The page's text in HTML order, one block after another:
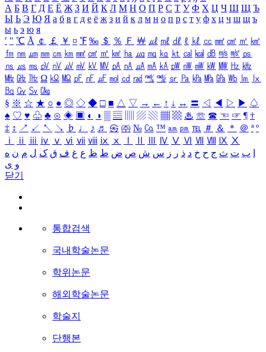
А Б В Г Д Е Ё Ж З И Й К Л М Н О П Р С Т У Ф Х Ц Ч Ш Щ Ъ
Ы Ь Э Ю Я а б в г д е ё ж з и й к л м н о п р с т у ф х ц ч ш щ ъ
ы ь э ю я
′ ″ ℃ Å ￠ ￡ ￥ ¤ ℉ ‰ ＄ ％ Ｆ ￦ ㎕ ㎖ ㎗ ℓ ㎘ ㏄ ㎣ ㎤ ㎥ ㎦
㎙ ㎚ ㎛ ㎜ ㎝ ㎞ ㎟ ㎠ ㎡ ㎢ ㏊ ㎍ ㎎ ㎏ ㏏ ㎈ ㎉ ㏈ ㎧ ㎨ ㎰
㎱ ㎲ ㎳ ㎴ ㎵ ㎶ ㎷ ㎸ ㎹ ㎀ ㎁ ㎂ ㎃ ㎄ ㎺ ㎻ ㎽ ㎾ ㎿ ㎐ ㎑
㎒ ㎓ ㎔ Ω ㏀ ㏁ ㎊ ㎋ ㎌ ㏖ ㏅ ㎭ ㎮ ㎯ ㏛ ㎩ ㎪ ㎫ ㎬ ㏝ ㏐
㏓
㏃ ㏉ ㏜ ㏆
§ ※ ☆ ★ ○ ● ◎ ◇ ◆ □ ■ △ ▽ → ← ↑ ↓ ↔ 〓 ◁ ◀ ▷ ▶ ♤
♠ ♡ ♥ ♧ ♣ ⊙ ◈ ▣ ◐ ◑ ▒ ▤ ▨ ▧ ▦ ▩ ♨ ☏ ☎ ☜ ☞ ¶ †
‡ ↕ ↗ ↙ ↖ ↘ ♭ ♩ ♪ ♬ ㉿ ㈜ № ㏇ ™ ㏂ ㏘ ℡ ＃ ＆ ＊ ＠ ª º
ⅰ
ⅱ ⅲ ⅳ ⅴ ⅵ ⅶ ⅷ ⅸ ⅹ Ⅳ Ⅴ Ⅵ Ⅶ Ⅷ Ⅸ Ⅹ
ب ت ث ج ح خ د ذ ر ز س ش ص ض ط ظ ع غ ف ق ک ل م ن ه
و ی
닫기
통합검색
국내학술논문
학위논문
해외학술논문
학술지
단행본